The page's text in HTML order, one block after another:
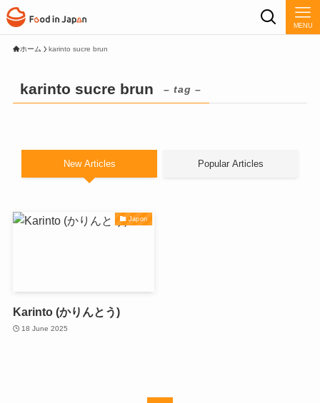
MENU
ホーム karinto sucre brun
karinto sucre brun – tag –
New Articles Popular Articles
Japon
Karinto (かりんとう)
18 June 2025